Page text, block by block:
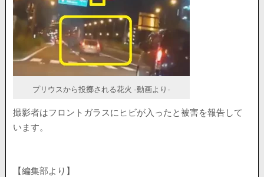
プリウスから投擲される花火 -動画より-
撮影者はフロントガラスにヒビが入ったと被害を報告して
います。
【編集部より】